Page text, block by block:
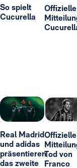
So spielt
Cucurella
Offizielle
Real Madrid
und adidas
präsentieren
das zweite
Offizielle
Tod von
Franco